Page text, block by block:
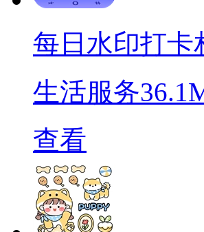
每日水印打卡
生活服务
查看